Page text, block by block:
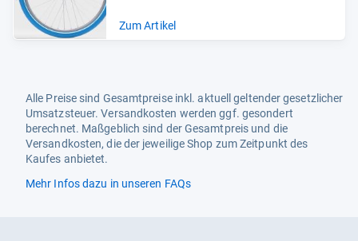
Zum Artikel
Alle Preise sind Gesamtpreise inkl. aktuell geltender gesetzlicher
Umsatzsteuer. Versandkosten werden ggf. gesondert
berechnet. Maßgeblich sind der Gesamtpreis und die
Versandkosten, die der jeweilige Shop zum Zeitpunkt des
Kaufes anbietet.
Mehr Infos dazu in unseren FAQs